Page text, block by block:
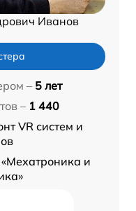
Иванов
– 5 лет
– 1 440
VR систем и
и